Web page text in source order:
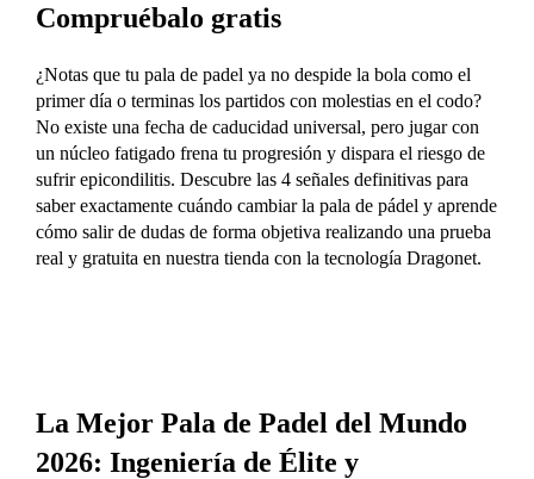
Compruébalo gratis
¿Notas que tu pala de padel ya no despide la bola como el
primer día o terminas los partidos con molestias en el codo?
No existe una fecha de caducidad universal, pero jugar con
un núcleo fatigado frena tu progresión y dispara el riesgo de
sufrir epicondilitis. Descubre las 4 señales definitivas para
saber exactamente cuándo cambiar la pala de pádel y aprende
cómo salir de dudas de forma objetiva realizando una prueba
real y gratuita en nuestra tienda con la tecnología Dragonet.
La Mejor Pala de Padel del Mundo
2026: Ingeniería de Élite y